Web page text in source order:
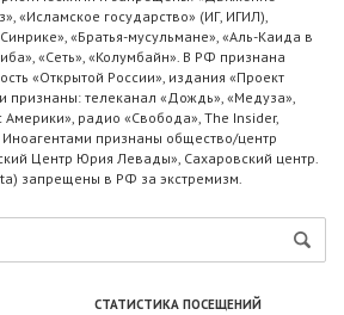
«Исламское государство» (ИГ, ИГИЛ),
«Братья-мусульмане», «Аль-Каида в
«Сеть», «Колумбайн». В РФ признана
«Открытой России», издания «Проект
признаны: телеканал «Дождь», «Медуза»,
Америки», радио «Свобода», The Insider,
признаны общество/центр
Центр Юрия Левады», Сахаровский центр.
запрещены в РФ за экстремизм.
СТАТИСТИКА ПОСЕЩЕНИЙ